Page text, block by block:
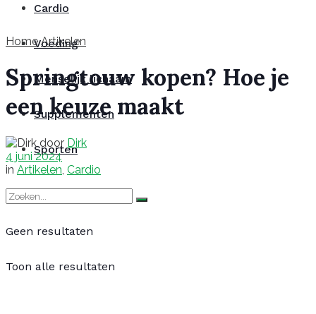
Cardio
Voeding
Menselijk lichaam
Supplementen
Sporten
Geen resultaten
Toon alle resultaten
Home Artikelen
Springtouw kopen? Hoe je
een keuze maakt
door Dirk
4 juni 2024
in Artikelen, Cardio